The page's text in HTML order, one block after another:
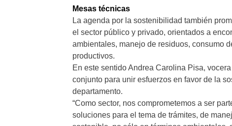
Mesas técnicas
La agenda por la sostenibilidad también
el sector público y privado, orientados a
ambientales, manejo de residuos, consumo
productivos.
En este sentido Andrea Carolina Pisa,
conjunto para unir esfuerzos en favor de la
departamento.
“Como sector, nos comprometemos a ser
soluciones para el tema de trámites, de